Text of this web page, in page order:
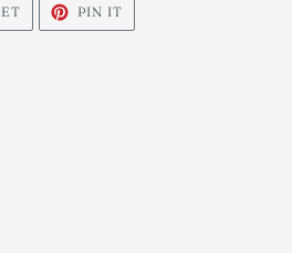
TWEET
TWITTER
PIN IT
PINTEREST